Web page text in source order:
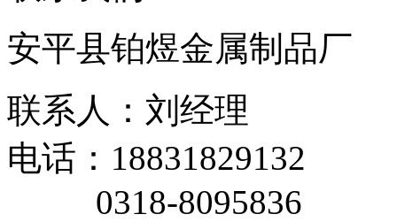
安平县铂煜金属制品厂
联系人：刘经理
电话：18831829132
0318-8095836